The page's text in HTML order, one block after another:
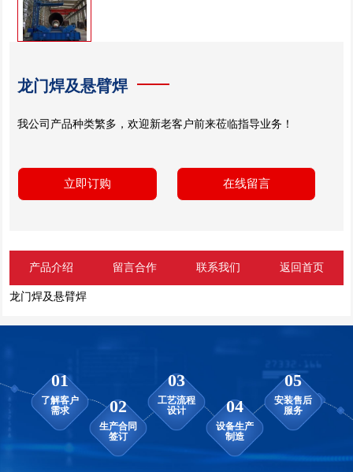
龙门焊及悬臂焊
我公司产品种类繁多，欢迎新老客户前来莅临指导业务！
立即订购 在线留言
产品介绍 留言合作 联系我们 返回首页
龙门焊及悬臂焊